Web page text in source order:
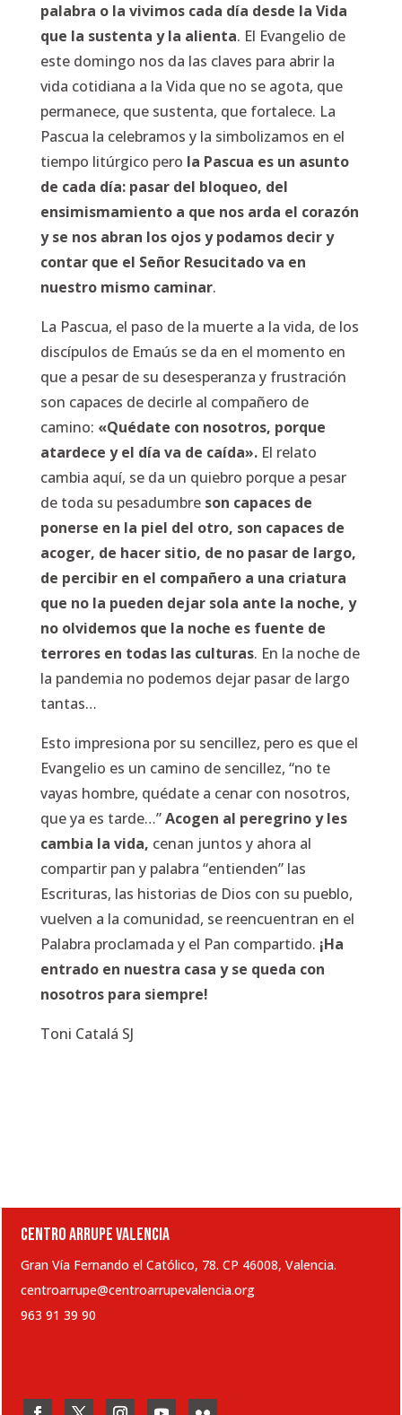
palabra o la vivimos cada día desde la Vida
que la sustenta y la alienta. El Evangelio de
este domingo nos da las claves para abrir la
vida cotidiana a la Vida que no se agota, que
permanece, que sustenta, que fortalece. La
Pascua la celebramos y la simbolizamos en el
tiempo litúrgico pero la Pascua es un asunto
de cada día: pasar del bloqueo, del
ensimismamiento a que nos arda el corazón
y se nos abran los ojos y podamos decir y
contar que el Señor Resucitado va en
nuestro mismo caminar.
La Pascua, el paso de la muerte a la vida, de los
discípulos de Emaús se da en el momento en
que a pesar de su desesperanza y frustración
son capaces de decirle al compañero de
camino: «Quédate con nosotros, porque
atardece y el día va de caída».El relato
cambia aquí, se da un quiebro porque a pesar
de toda su pesadumbre son capaces de
ponerse en la piel del otro, son capaces de
acoger, de hacer sitio, de no pasar de largo,
de percibir en el compañero a una criatura
que no la pueden dejar sola ante la noche, y
no olvidemos que la noche es fuente de
terrores en todas las culturas. En la noche de
la pandemia no podemos dejar pasar de largo
tantas…
Esto impresiona por su sencillez, pero es que el
Evangelio es un camino de sencillez, “no te
vayas hombre, quédate a cenar con nosotros,
que ya es tarde…”Acogen al peregrino y les
cambia la vida, cenan juntos y ahora al
compartir pan y palabra “entienden” las
Escrituras, las historias de Dios con su pueblo,
vuelven a la comunidad, se reencuentran en el
Palabra proclamada y el Pan compartido. ¡Ha
entrado en nuestra casa y se queda con
nosotros para siempre!
Toni Catalá SJ
CENTRO ARRUPE VALENCIA
Gran Vía Fernando el Católico, 78. CP 46008, Valencia.
centroarrupe@centroarrupevalencia.org
963 91 39 90